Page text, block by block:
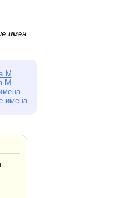
имен.
М
М
имена